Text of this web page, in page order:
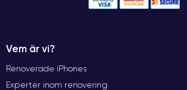
Vem är vi?
Renoverade iPhones
Experter inom renovering